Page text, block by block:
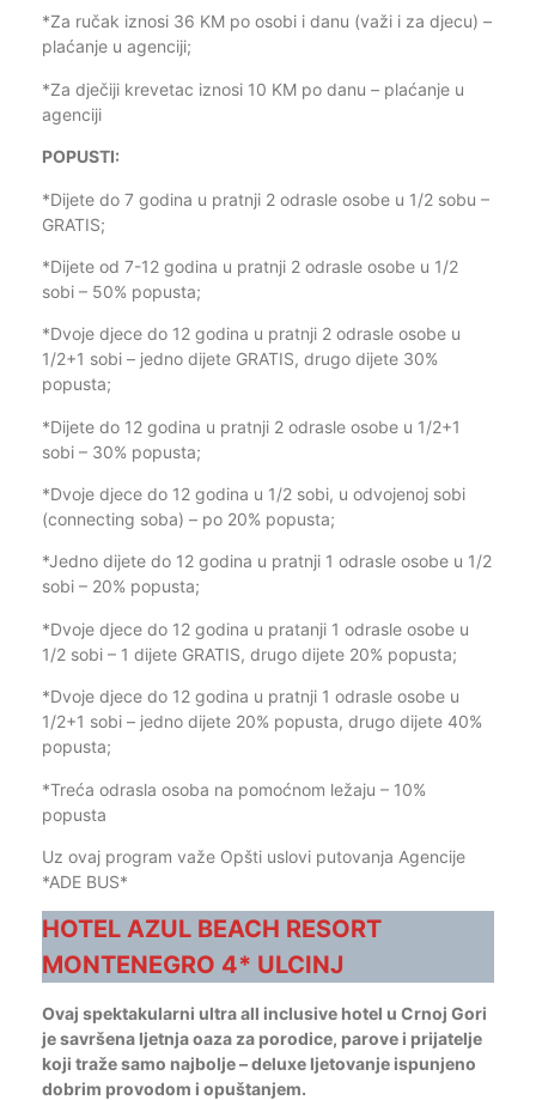
*Za ručak iznosi 36 KM po osobi i danu (važi i za djecu) –
plaćanje u agenciji;
*Za dječiji krevetac iznosi 10 KM po danu – plaćanje u
agenciji
POPUSTI:
*Dijete do 7 godina u pratnji 2 odrasle osobe u 1/2 sobu –
GRATIS;
*Dijete od 7-12 godina u pratnji 2 odrasle osobe u 1/2
sobi – 50% popusta;
*Dvoje djece do 12 godina u pratnji 2 odrasle osobe u
1/2+1 sobi – jedno dijete GRATIS, drugo dijete 30%
popusta;
*Dijete do 12 godina u pratnji 2 odrasle osobe u 1/2+1
sobi – 30% popusta;
*Dvoje djece do 12 godina u 1/2 sobi, u odvojenoj sobi
(connecting soba) – po 20% popusta;
*Jedno dijete do 12 godina u pratnji 1 odrasle osobe u 1/2
sobi – 20% popusta;
*Dvoje djece do 12 godina u pratanji 1 odrasle osobe u
1/2 sobi – 1 dijete GRATIS, drugo dijete 20% popusta;
*Dvoje djece do 12 godina u pratnji 1 odrasle osobe u
1/2+1 sobi – jedno dijete 20% popusta, drugo dijete 40%
popusta;
*Treća odrasla osoba na pomoćnom ležaju – 10%
popusta
Uz ovaj program važe Opšti uslovi putovanja Agencije
*ADE BUS*
HOTEL AZUL BEACH RESORT
MONTENEGRO 4* ULCINJ
Ovaj spektakularni ultra all inclusive hotel u Crnoj Gori
je savršena ljetnja oaza za porodice, parove i prijatelje
koji traže samo najbolje – deluxe ljetovanje ispunjeno
dobrim provodom i opuštanjem.